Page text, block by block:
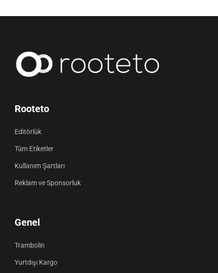
Rooteto
Editörlük
Tüm Etiketler
Kullanım Şartları
Reklam ve Sponsorluk
Genel
Trambolin
Yurtdışı Kargo